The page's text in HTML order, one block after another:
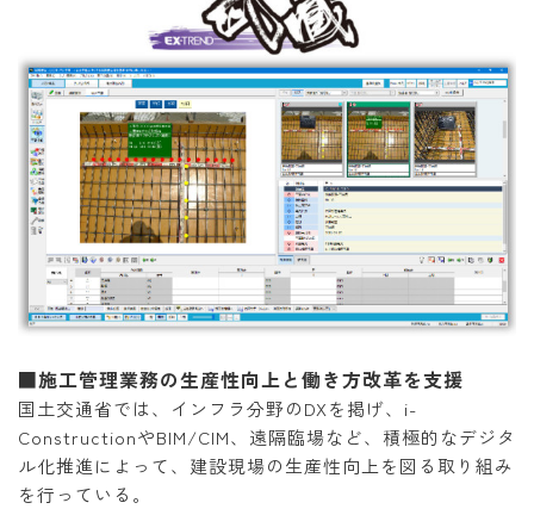
■施工管理業務の生産性向上と働き方改革を支援
国土交通省では、インフラ分野のDXを掲げ、i-
ConstructionやBIM/CIM、遠隔臨場など、積極的なデジタ
ル化推進によって、建設現場の生産性向上を図る取り組み
を行っている。